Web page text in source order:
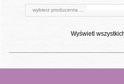
wybierz producenta ...
Wyświetl